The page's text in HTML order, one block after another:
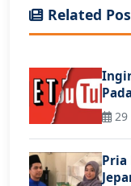
Related
Pria